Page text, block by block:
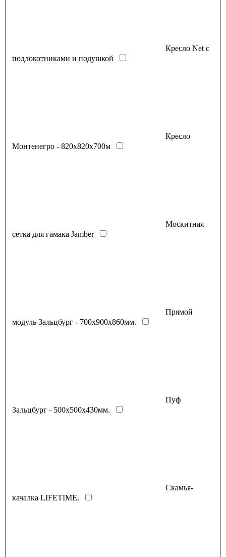
Кресло Net с
подлокотниками и подушкой
Кресло
Монтенегро - 820х820х700м
Москитная
сетка для гамака Jamber
Прямой
модуль Зальцбург - 700х900х860мм.
Пуф
Зальцбург - 500х500х430мм.
Скамья-
качалка LIFETIME.